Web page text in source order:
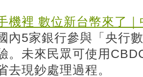
機裡 數位新台幣來了｜
內5家銀行參與「央行
。未來民眾可使用
去現鈔處理過程。